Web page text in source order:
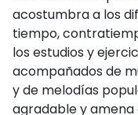
acostumbra a los
tiempo,
los estudios y
acompañados de
y de melodías
agradable y